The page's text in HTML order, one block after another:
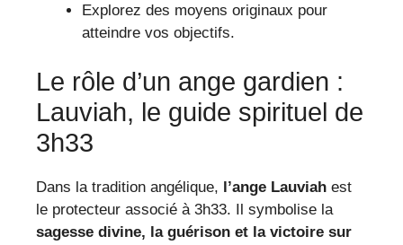
Explorez des moyens originaux pour
atteindre vos objectifs.
Le rôle d’un ange gardien :
Lauviah, le guide spirituel de
3h33
Dans la tradition angélique, l’ange Lauviah est
le protecteur associé à 3h33. Il symbolise la
sagesse divine, la guérison et la victoire sur